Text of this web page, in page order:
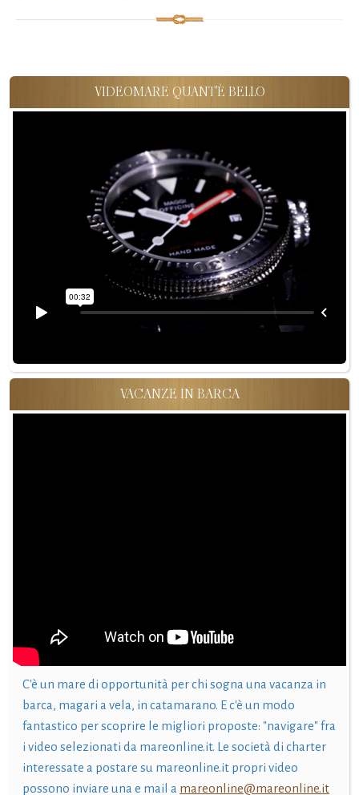
VIDEOMARE QUANT'È BELLO
VACANZE IN BARCA
C'è un mare di opportunità per chi sogna una vacanza in
barca, magari a vela, in catamarano. E c'è un modo
fantastico per scoprire le migliori proposte: "navigare" fra
i video selezionati da mareonline.it. Le società di charter
interessate a postare su mareonline.it propri video
possono inviare una e mail a mareonline@mareonline.it